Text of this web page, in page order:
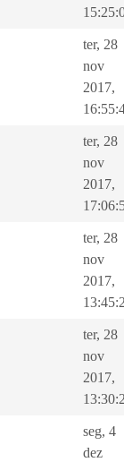
ter, 28
nov
2017,
ter, 28
nov
2017,
ter, 28
nov
2017,
ter, 28
nov
2017,
seg, 4
dez